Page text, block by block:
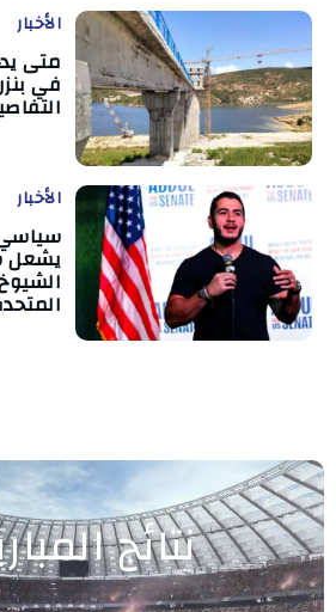
الأخبار
متى
في
الأخبار
يشعل
نتائج